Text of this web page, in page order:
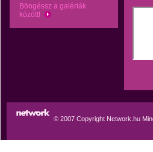
Böngéssz a galériák
között!
© 2007 Copyright Network.hu